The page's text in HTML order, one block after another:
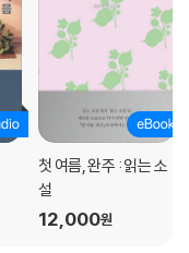
첫 여름, 완주 : 읽는 소
설
12,000원